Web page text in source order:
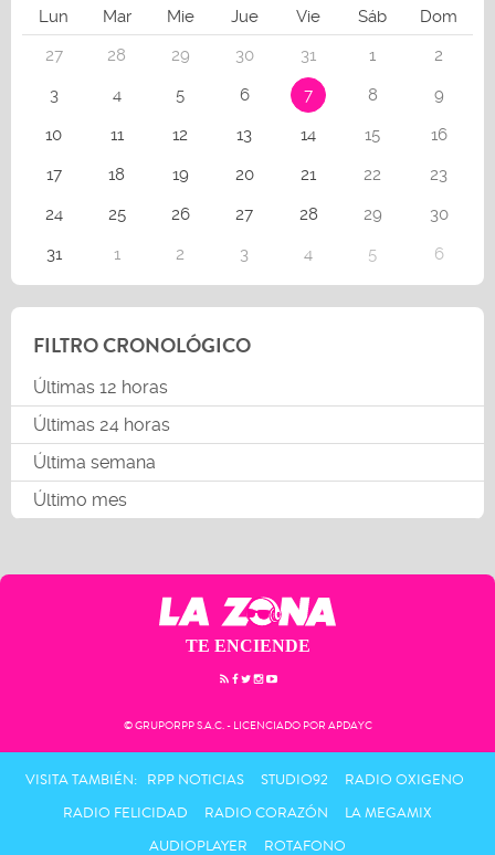
Lun Mar Mie Jue Vie Sáb
Dom
27
28 29 30 31 1
2
3
4 5 6 7 8
9
10
11 12 13 14 15
16
17
18 19 20 21 22
23
24
25 26 27 28 29
30
31
1 2 3 4 5 6
FILTRO CRONOLÓGICO
Últimas 12 horas
Últimas 24 horas
Última semana
Último mes
TE ENCIENDE
© GRUPORPP S.A.C. - LICENCIADO POR APDAYC
VISITA TAMBIÉN: RPP NOTICIAS STUDIO92
RADIO OXIGENO
RADIO FELICIDAD
RADIO CORAZÓN
LA MEGAMIX
AUDIOPLAYER
ROTAFONO